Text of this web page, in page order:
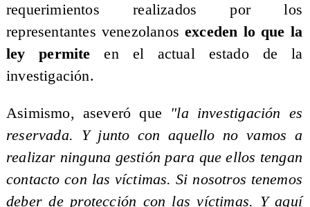
requerimientos realizados por los
representantes venezolanosexceden lo que la
ley permite en el actual estado de la
investigación.
Asimismo, aseveró que "la investigación es
reservada. Y junto con aquello no vamos a
realizar ninguna gestión para que ellos tengan
contacto con las víctimas. Si nosotros tenemos
deber de protección con las víctimas. Y aquí